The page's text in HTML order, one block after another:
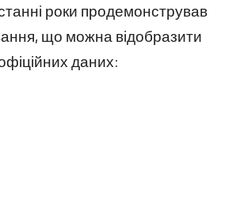
роки продемонстрував
що можна відобразити
даних: